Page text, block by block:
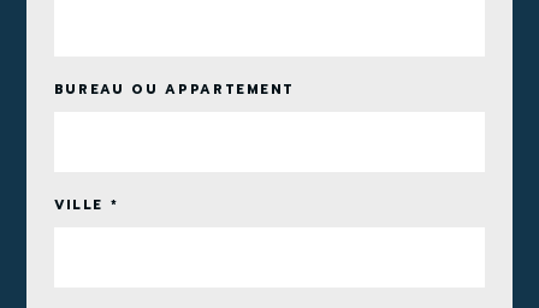
BUREAU OU APPARTEMENT
VILLE *